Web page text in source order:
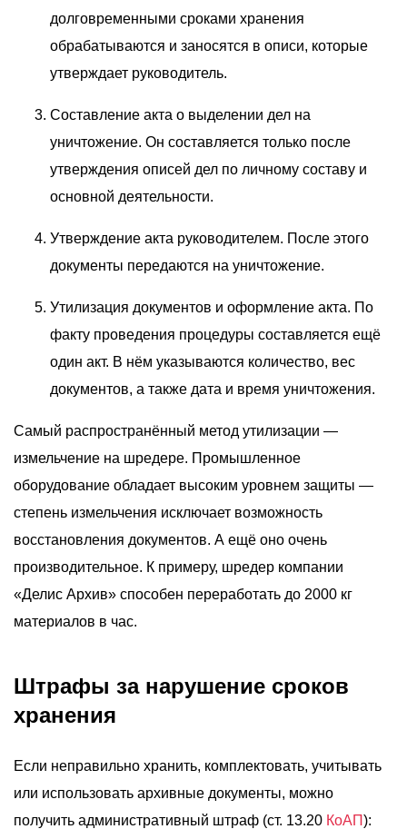
долговременными сроками хранения
обрабатываются и заносятся в описи, которые
утверждает руководитель.
Составление акта о выделении дел на
уничтожение. Он составляется только после
утверждения описей дел по личному составу и
основной деятельности.
Утверждение акта руководителем. После этого
документы передаются на уничтожение.
Утилизация документов и оформление акта. По
факту проведения процедуры составляется ещё
один акт. В нём указываются количество, вес
документов, а также дата и время уничтожения.
Самый распространённый метод утилизации —
измельчение на шредере. Промышленное
оборудование обладает высоким уровнем защиты —
степень измельчения исключает возможность
восстановления документов. А ещё оно очень
производительное. К примеру, шредер компании
«Делис Архив» способен переработать до 2000 кг
материалов в час.
Штрафы за нарушение сроков
хранения
Если неправильно хранить, комплектовать, учитывать
или использовать архивные документы, можно
получить административный штраф (ст. 13.20 КоАП):